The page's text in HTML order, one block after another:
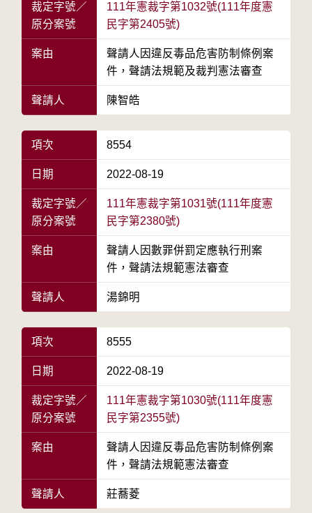
裁定字號／
原分案號
111年憲裁字第1032號(111年度憲
民字第2405號)
案由
聲請人因違反毒品危害防制條例案
件，聲請法規範及裁判憲法審查
聲請人 陳智皓
項次 8554
日期 2022-08-19
裁定字號／
原分案號
111年憲裁字第1031號(111年度憲
民字第2380號)
案由
聲請人因數罪併罰定應執行刑案
件，聲請法規範憲法審查
聲請人 湯錦明
項次 8555
日期 2022-08-19
裁定字號／
原分案號
111年憲裁字第1030號(111年度憲
民字第2355號)
案由
聲請人因違反毒品危害防制條例案
件，聲請法規範憲法審查
聲請人 莊蕎菱